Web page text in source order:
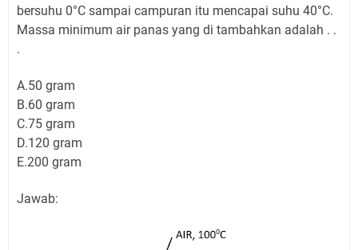
bersuhu 0°C sampai campuran itu mencapai suhu 40°C.
Massa minimum air panas yang di tambahkan adalah . .
.
A.50 gram
B.60 gram
C.75 gram
D.120 gram
E.200 gram
Jawab: